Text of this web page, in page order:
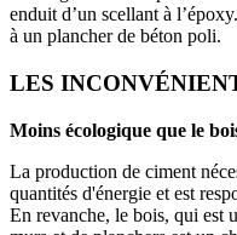
enduit d’un scellant à
à un plancher de béton poli.
LES
Moins écologique que le
La production de ciment
quantités d'énergie et est
En revanche, le bois, qui est